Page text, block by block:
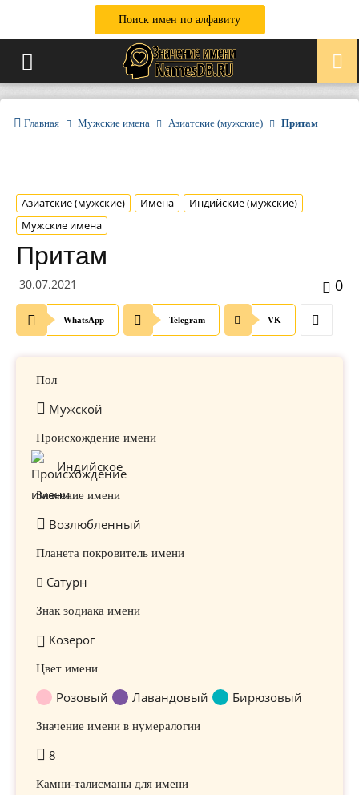
Поиск имен по алфавиту
Главная Мужские имена Азиатские (мужские) Притам
Азиатские (мужские) Имена
Индийские (мужские)
Мужские имена
Притам
30.07.2021 0
WhatsApp Telegram VK
Пол
Мужской
Происхождение имени
Индийское
Значение имени
Возлюбленный
Планета покровитель имени
Сатурн
Знак зодиака имени
Козерог
Цвет имени
Розовый Лавандовый Бирюзовый
Значение имени в нумералогии
8
Камни-талисманы для имени